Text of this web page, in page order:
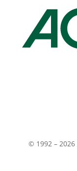
© 1992 –